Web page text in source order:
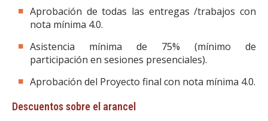
Aprobación de todas las entregas /trabajos con
nota mínima 4.0.
Asistencia mínima de 75% (mínimo de
participación en sesiones presenciales).
Aprobación del Proyecto final con nota mínima 4.0.
Descuentos sobre el arancel